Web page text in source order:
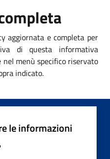
aggiornata e completa per
di questa informativa
nel menù specifico riservato
indicato.
le informazioni